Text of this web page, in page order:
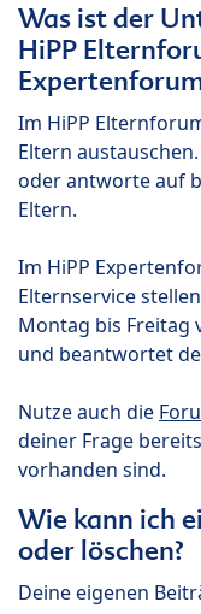
Was ist der
HiPP
Im HiPP
Eltern
oder antworte auf
Eltern.
Im HiPP
Elternservice
Montag bis Freitag
und beantwortet
Nutze auch die
deiner Frage
vorhanden sind.
Wie kann ich
oder löschen?
Deine eigenen